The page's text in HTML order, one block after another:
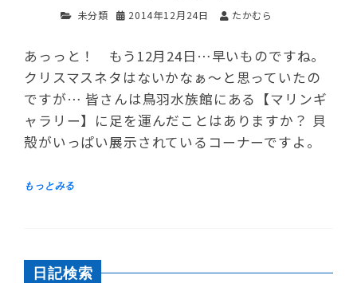
未分類 2014年12月24日 たかむら
あっっと！ もう12月24日…早いものですね。
クリスマスネタはないかなぁ～と思っていたの
ですが… 皆さんは鳥羽水族館にある【マリンギ
ャラリー】に足を運んだことはありますか？ 貝
殻がいっぱい展示されているコーナーですよ。
日記検索